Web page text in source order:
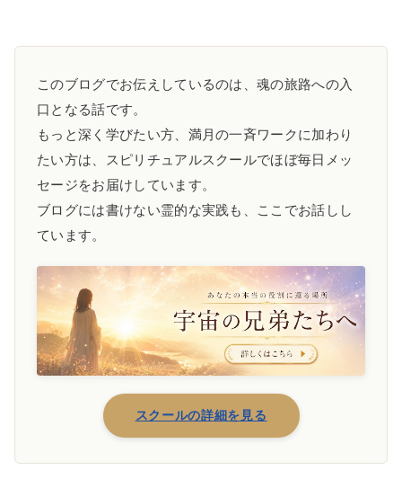
このブログでお伝えしているのは、魂の旅路への入
口となる話です。
もっと深く学びたい方、満月の一斉ワークに加わり
たい方は、スピリチュアルスクールでほぼ毎日メッ
セージをお届けしています。
ブログには書けない霊的な実践も、ここでお話しし
ています。
スクールの詳細を見る